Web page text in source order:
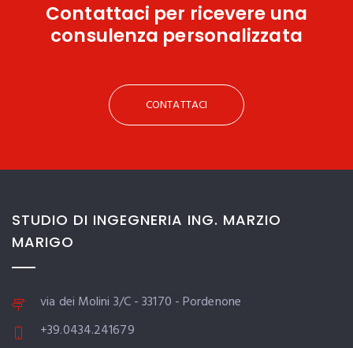
Contattaci per ricevere una
consulenza personalizzata
CONTATTACI
STUDIO DI INGEGNERIA ING. MARZIO
MARIGO
via dei Molini 3/C - 33170 - Pordenone
+39.0434.241679